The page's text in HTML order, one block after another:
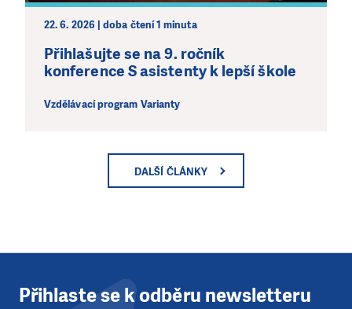
22. 6. 2026 | doba čtení 1 minuta
Přihlašujte se na 9. ročník
konference S asistenty k lepší škole
Vzdělávací program Varianty
DALŠÍ ČLÁNKY
Přihlaste se k odběru newsletteru